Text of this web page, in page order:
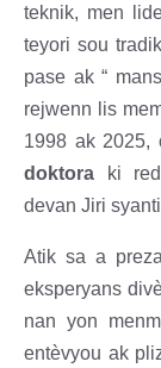
teknik, men
teyori sou
pase ak “
rejwenn lis
1998 ak 2025,
doktora ki
devan Jiri
Atik sa a
eksperyans
nan yon
entèvyou ak